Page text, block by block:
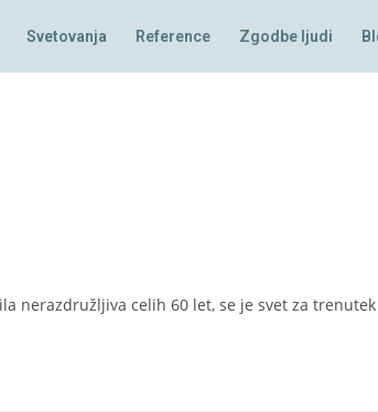
Svetovanja Reference Zgodbe ljudi
nerazdružljiva celih 60 let, se je svet za